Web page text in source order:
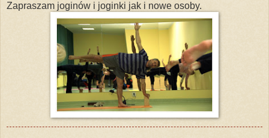
Zapraszam joginów i joginki jak i nowe osoby.